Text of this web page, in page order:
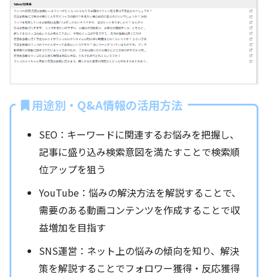
用途別・Q&A情報の活用方法
SEO：キーワードに関連するお悩みを把握し、
記事に盛り込み検索意図を満たすことで検索順
位アップを狙う
YouTube：悩みの解決方法を解説することで、
需要のある動画コンテンツを作成することで収
益増加を目指す
SNS運営：ネット上の悩みの傾向を知り、解決
策を解説することでフォロワー獲得・反応獲得